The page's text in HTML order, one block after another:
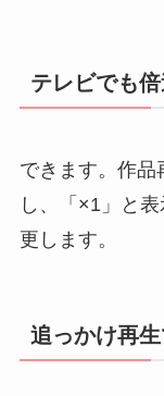
テレビでも
できます。作品
し、「×1」と
更します。
追っかけ再